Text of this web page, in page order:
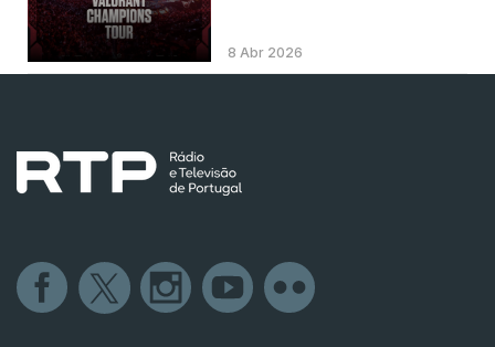
8 Abr 2026